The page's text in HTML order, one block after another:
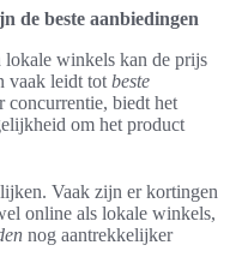
de beste aanbiedingen
lokale winkels kan de prijs
vaak leidt tot beste
concurrentie, biedt het
om het product
Vaak zijn er kortingen
online als lokale winkels,
nog aantrekkelijker